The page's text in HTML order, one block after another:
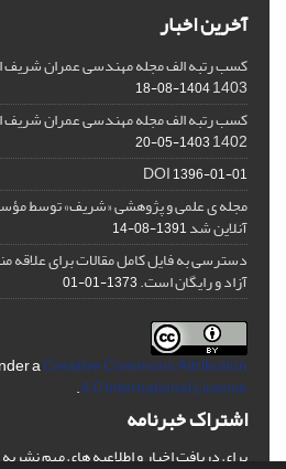
آخرین اخبار
کسب رتبه الف مجله مهندسی عمران شریف
1403
1404-08-18
کسب رتبه الف مجله مهندسی عمران شریف
1402
1403-05-20
DOI1396-01-01
مجله ی علمی و پژوهشی «شریف» توسط
آنلاین شد1391-08-14
دسترسی به فایل کامل مقالات برای علاقه
آزاد و رایگان است.1373-01-01
aCreative Commons Attribution
4.0 International License
.
اشتراک خبرنامه
برای دریافت اخبار و اطلاعیه های مهم